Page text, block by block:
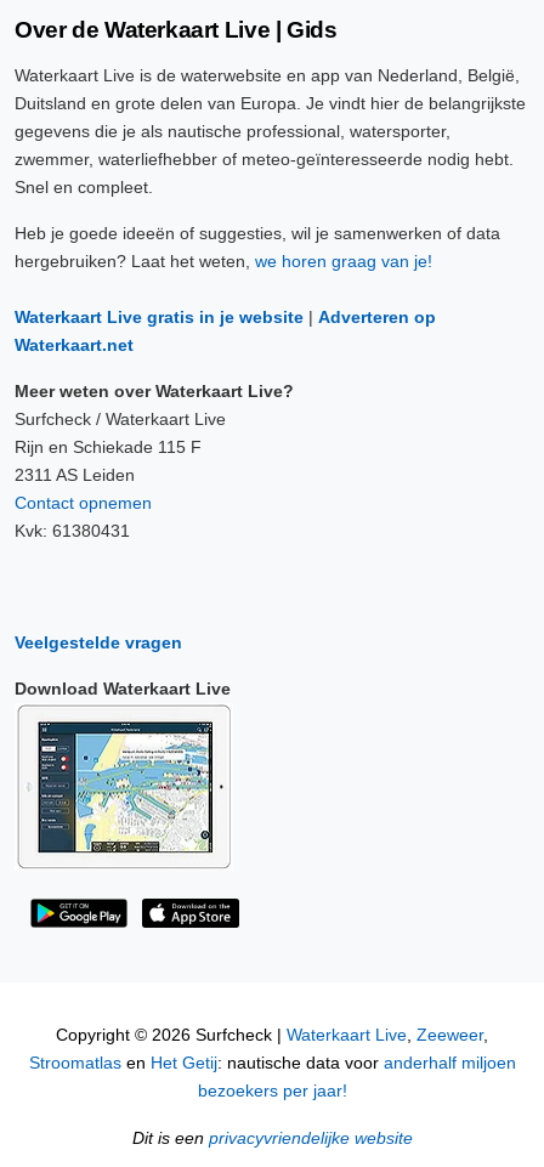
Over de Waterkaart Live | Gids
Waterkaart Live is de waterwebsite en app van Nederland, België,
Duitsland en grote delen van Europa. Je vindt hier de belangrijkste
gegevens die je als nautische professional, watersporter,
zwemmer, waterliefhebber of meteo-geïnteresseerde nodig hebt.
Snel en compleet.
Heb je goede ideeën of suggesties, wil je samenwerken of data
hergebruiken? Laat het weten, we horen graag van je!
Waterkaart Live gratis in je website | Adverteren op
Waterkaart.net
Meer weten over Waterkaart Live?
Surfcheck / Waterkaart Live
Rijn en Schiekade 115 F
2311 AS Leiden
Contact opnemen
Kvk: 61380431
Veelgestelde vragen
Download Waterkaart Live
Copyright © 2026 Surfcheck | Waterkaart Live, Zeeweer,
Stroomatlasen Het Getij: nautische data voor anderhalf miljoen
bezoekers per jaar!
Dit is een privacyvriendelijke website